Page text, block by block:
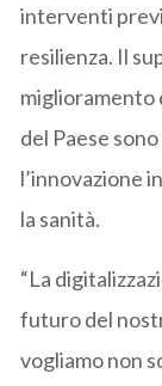
interventi
resilienza. Il
miglioramento
del Paese
l’innovazione
la sanità.
“La
futuro del
vogliamo non